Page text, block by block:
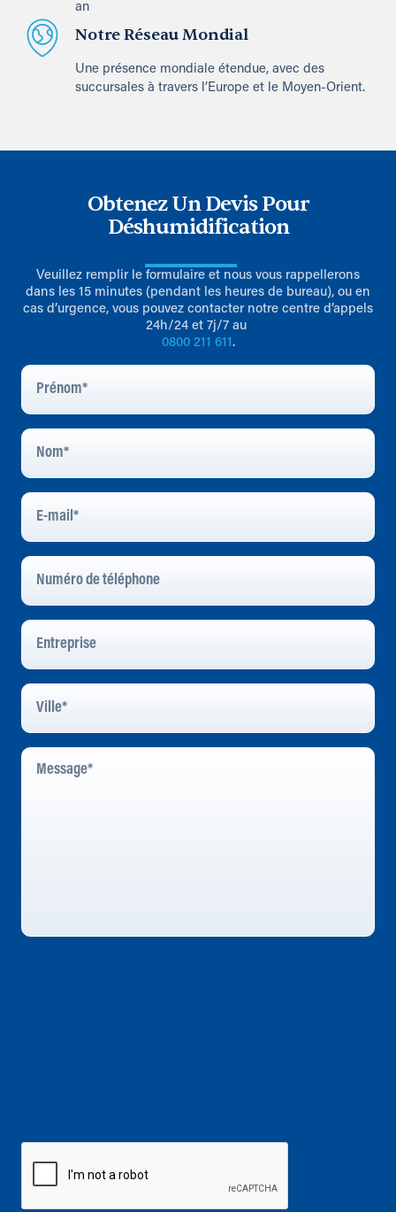
an
Notre Réseau Mondial
Une présence mondiale étendue, avec des
succursales à travers l’Europe et le Moyen-Orient.
Obtenez Un Devis Pour
Déshumidification
Veuillez remplir le formulaire et nous vous rappellerons
dans les 15 minutes (pendant les heures de bureau), ou en
cas d’urgence, vous pouvez contacter notre centre d’appels
24h/24 et 7j/7 au
0800 211 611.
Prénom
Nom
E-
Mail*
Numéro
Téléphone
Entreprise
Ville
Message
CAPTCHA